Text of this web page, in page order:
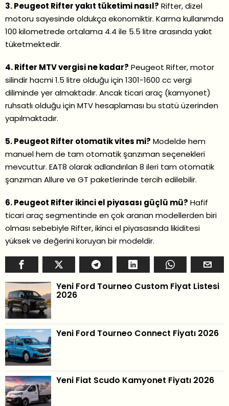
3. Peugeot Rifter yakıt tüketimi nasıl? Rifter, dizel
motoru sayesinde oldukça ekonomiktir. Karma kullanımda
100 kilometrede ortalama 4.4 ile 5.5 litre arasında yakıt
tüketmektedir.
4. Rifter MTV vergisi ne kadar? Peugeot Rifter, motor
silindir hacmi 1.5 litre olduğu için 1301-1600 cc vergi
diliminde yer almaktadır. Ancak ticari araç (kamyonet)
ruhsatlı olduğu için MTV hesaplaması bu statü üzerinden
yapılmaktadır.
5. Peugeot Rifter otomatik vites mi? Modelde hem
manuel hem de tam otomatik şanzıman seçenekleri
mevcuttur. EAT8 olarak adlandırılan 8 ileri tam otomatik
şanzıman Allure ve GT paketlerinde tercih edilebilir.
6. Peugeot Rifter ikinci el piyasası güçlü mü? Hafif
ticari araç segmentinde en çok aranan modellerden biri
olması sebebiyle Rifter, ikinci el piyasasında likiditesi
yüksek ve değerini koruyan bir modeldir.
Yeni Ford Tourneo Custom Fiyat Listesi
2026
Yeni Ford Tourneo Connect Fiyatı 2026
Yeni Fiat Scudo Kamyonet Fiyatı 2026